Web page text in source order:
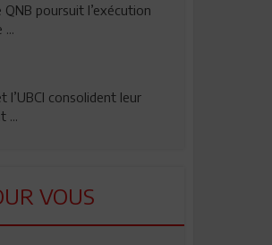
QNB poursuit l’exécution
...
l’UBCI consolident leur
...
VOUS